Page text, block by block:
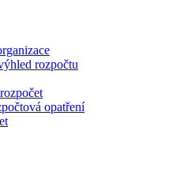
rozpočtu
opatření